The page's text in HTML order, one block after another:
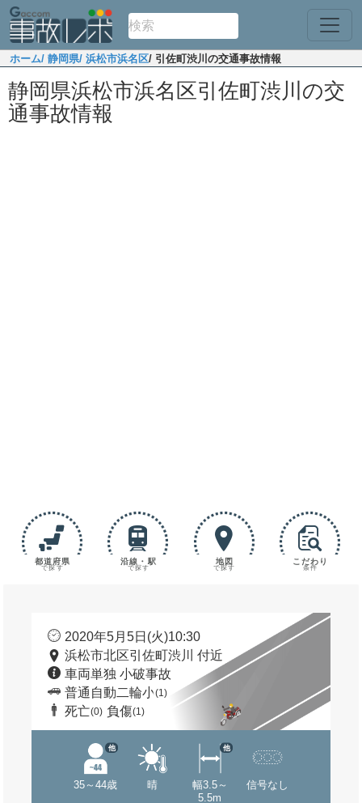
ホーム/ 静岡県/ 浜松市浜名区/ 引佐町渋川の交通事故情報
静岡県浜松市浜名区引佐町渋川の交
通事故情報
都道府県
で探す
沿線・駅
で探す
地図
で探す
こだわり
条件
2020年5月5日(火)10:30
浜松市北区引佐町渋川 付近
車両単独 小破事故
普通自動二輪小(1)
死亡(0) 負傷(1)
35～44歳
他
晴
幅3.5～
5.5m
他
信号なし